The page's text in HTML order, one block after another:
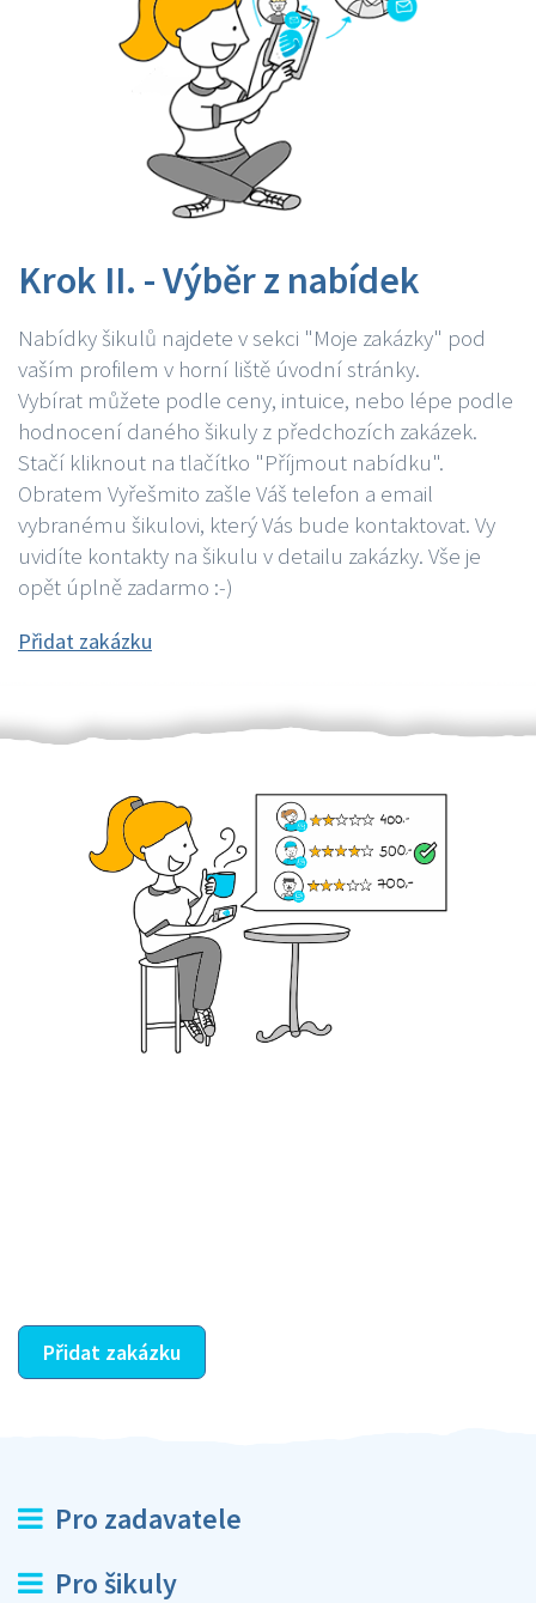
Krok II. - Výběr z nabídek
Nabídky šikulů najdete v sekci "Moje zakázky" pod
vaším profilem v horní liště úvodní stránky.
Vybírat můžete podle ceny, intuice, nebo lépe podle
hodnocení daného šikuly z předchozích zakázek.
Stačí kliknout na tlačítko "Příjmout nabídku".
Obratem Vyřešmito zašle Váš telefon a email
vybranému šikulovi, který Vás bude kontaktovat. Vy
uvidíte kontakty na šikulu v detailu zakázky. Vše je
opět úplně zadarmo :-)
Přidat zakázku
Přidat zakázku
Pro zadavatele
Pro šikuly